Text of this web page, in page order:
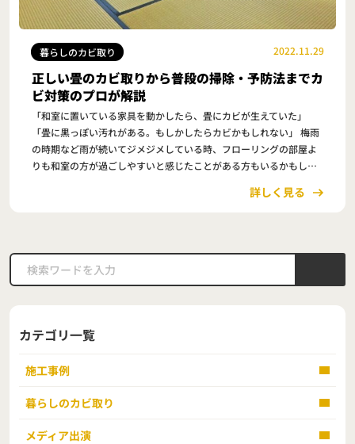
暮らしのカビ取り 2022.11.29
正しい畳のカビ取りから普段の掃除・予防法までカ
ビ対策のプロが解説
「和室に置いている家具を動かしたら、畳にカビが生えていた」
「畳に黒っぽい汚れがある。もしかしたらカビかもしれない」 梅雨
の時期など雨が続いてジメジメしている時、フローリングの部屋よ
りも和室の方が過ごしやすいと感じたことがある方もいるかもしれ
詳しく見る
カテゴリ一覧
施工事例
暮らしのカビ取り
メディア出演